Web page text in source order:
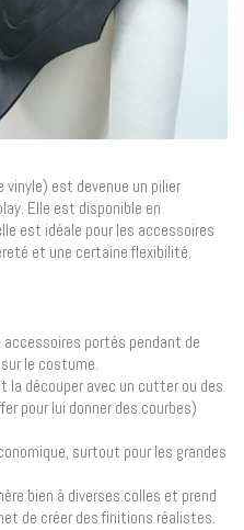
vinyle) est devenue un pilier
Elle est disponible en
est idéale pour les accessoires
et une certaine flexibilité.
portés pendant de
le costume.
la découper avec un cutter ou des
pour lui donner des courbes)
surtout pour les grandes
bien à diverses colles et prend
de créer des finitions réalistes.